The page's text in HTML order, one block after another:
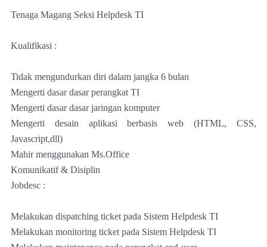
Tenaga Magang Seksi Helpdesk TI
Kualifikasi :
Tidak mengundurkan diri dalam jangka 6 bulan
Mengerti dasar dasar perangkat TI
Mengerti dasar dasar jaringan komputer
Mengerti desain aplikasi berbasis web (HTML, CSS,
Javascript,dll)
Mahir menggunakan Ms.Office
Komunikatif & Disiplin
Jobdesc :
Melakukan dispatching ticket pada Sistem Helpdesk TI
Melakukan monitoring ticket pada Sistem Helpdesk TI